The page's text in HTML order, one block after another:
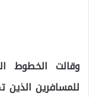
وقالت الخطوط
للمسافرين الذين